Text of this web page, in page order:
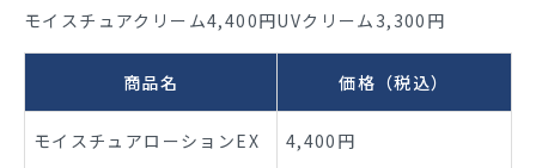
モイスチュアクリーム4,400円UVクリーム3,300円
商品名 価格（税込）
モイスチュアローションEX 4,400円